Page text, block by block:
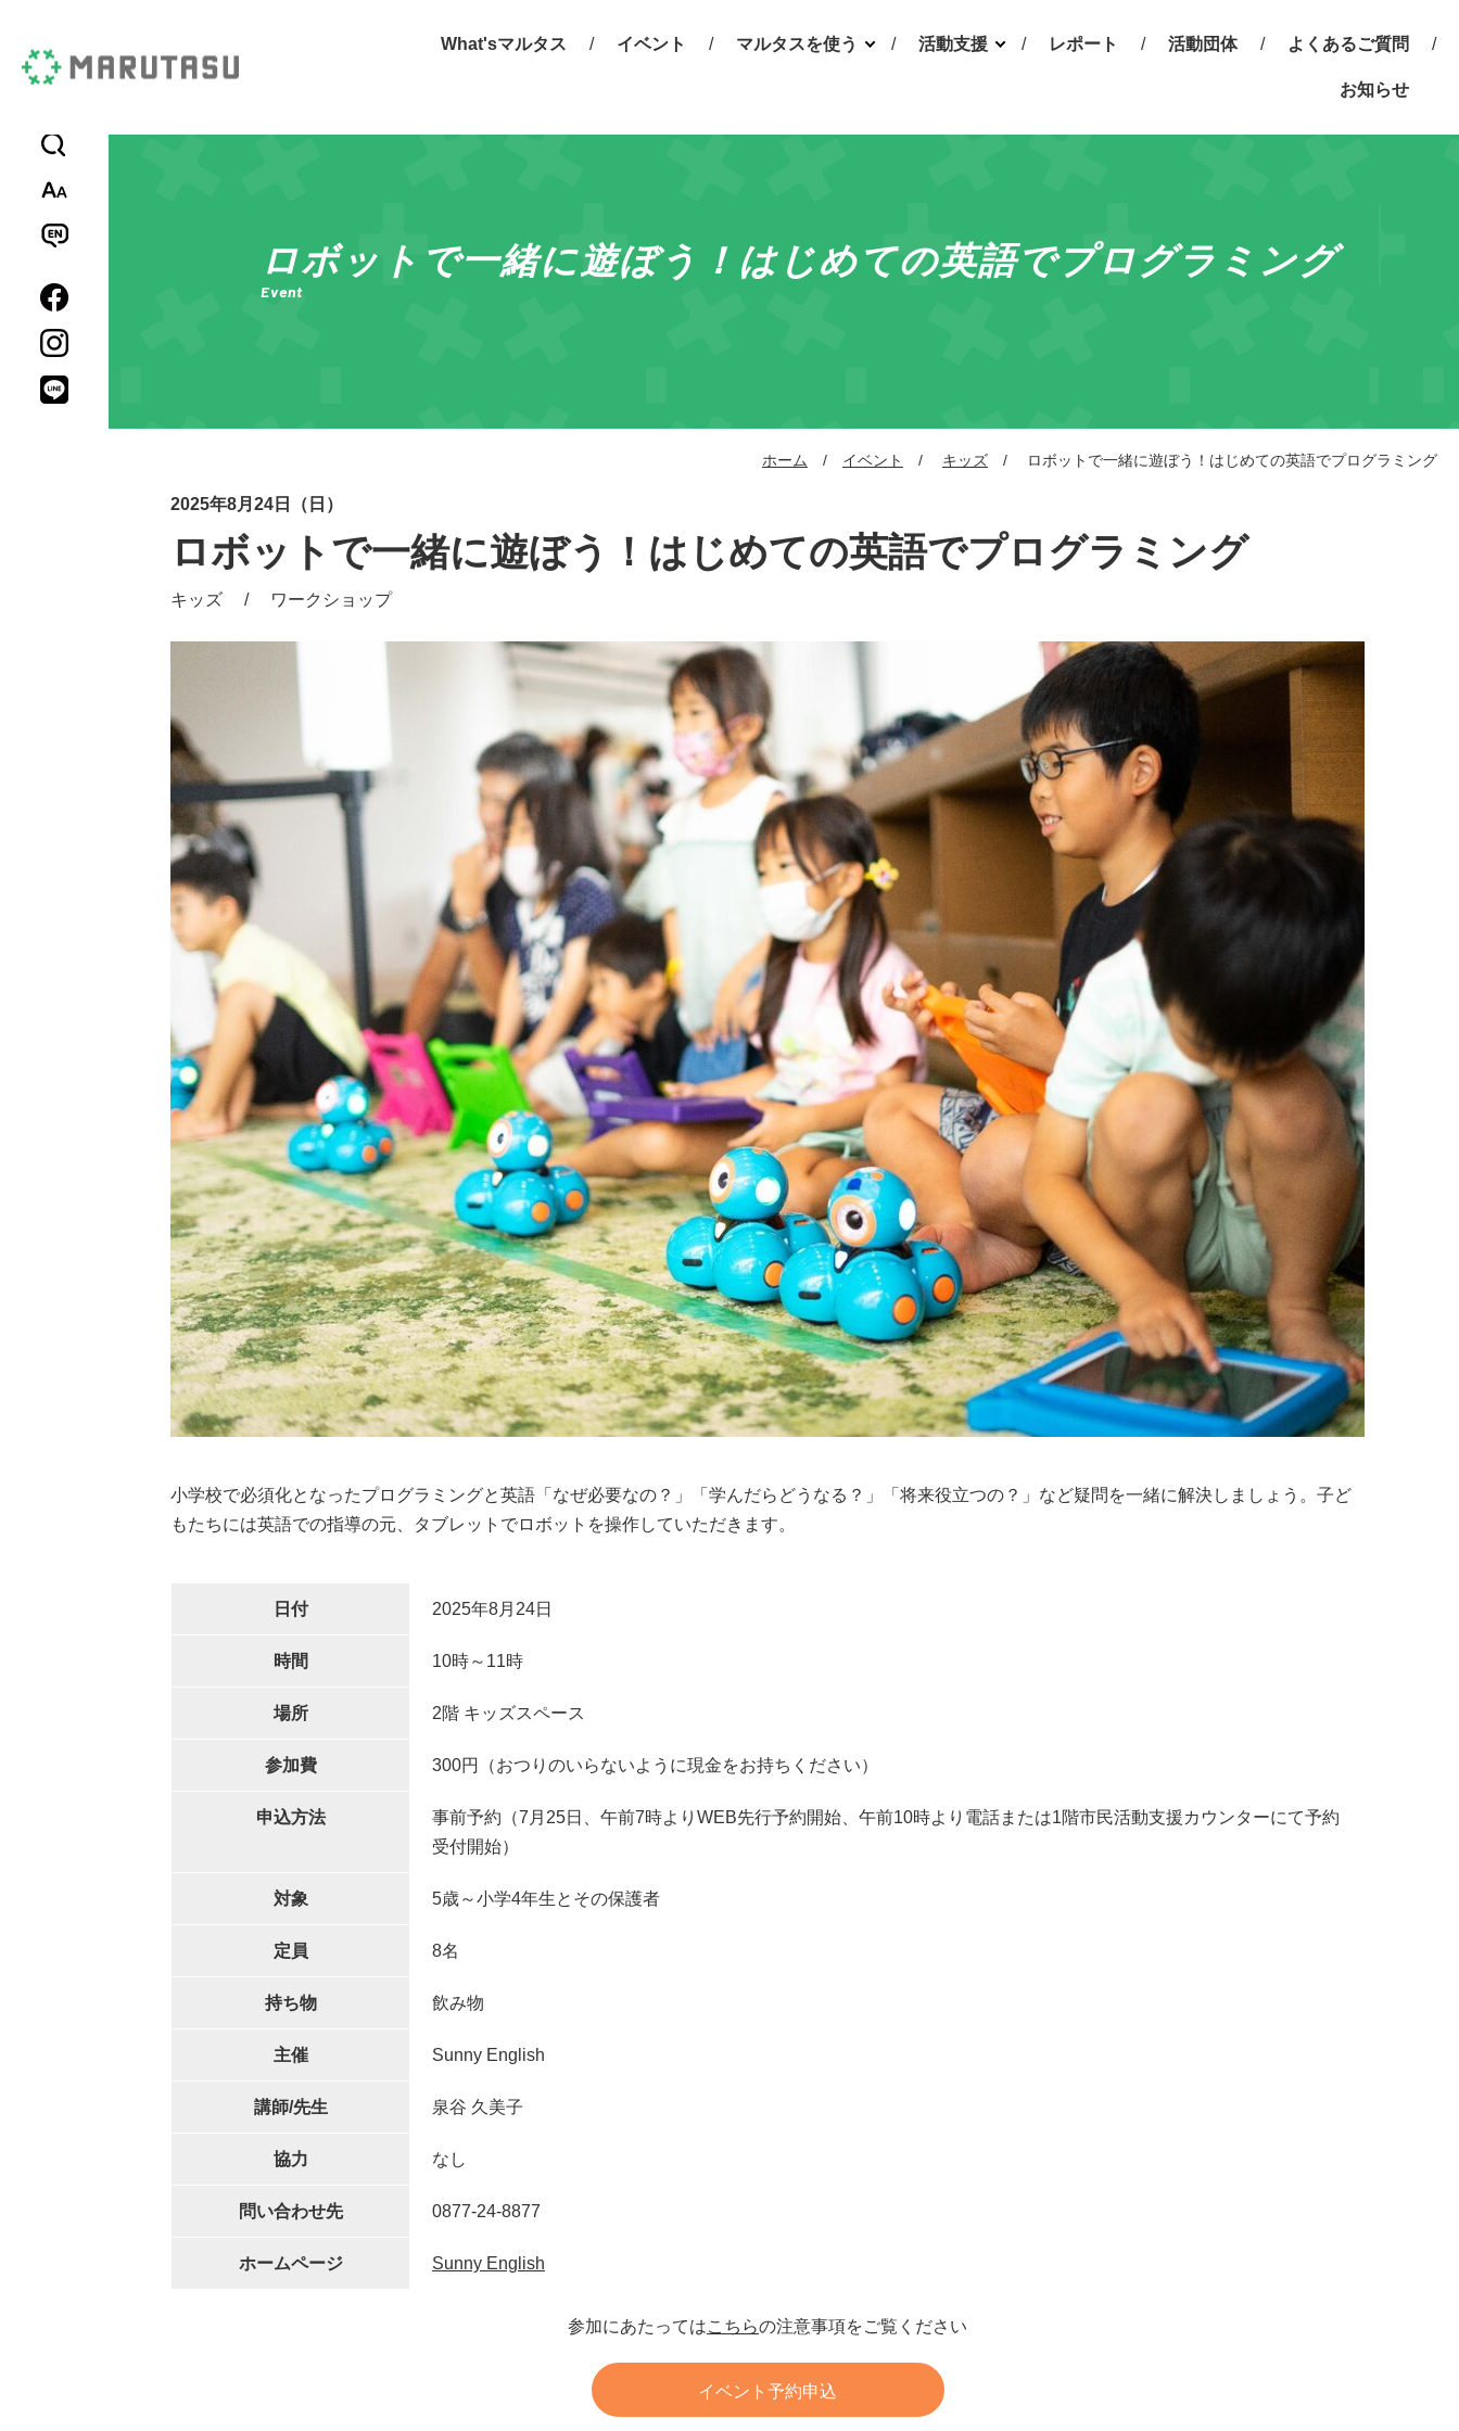
What'sマルタス イベント マルタスを使う
学習スペース
活動支援 レポート 活動団体 よくあるご質問
お知らせ
標準
日本語
ロボットで一緒に遊ぼう！はじめての英語でプログラミング
Event
ホーム イベント キッズ ロボットで一緒に遊ぼう！はじめての英語でプログラミング
2025年8月24日（日）
ロボットで一緒に遊ぼう！はじめての英語でプログラミング
キッズ / ワークショップ
小学校で必須化となったプログラミングと英語「なぜ必要なの？」「学んだらどうなる？」「将来役立つの？」など疑問を一緒に解決しましょう。子ど
もたちには英語での指導の元、タブレットでロボットを操作していただきます。
日付 2025年8月24日
時間 10時～11時
場所 2階 キッズスペース
参加費 300円（おつりのいらないように現金をお持ちください）
申込方法
事前予約（7月25日、午前7時よりWEB先行予約開始、午前10時より電話または1階市民活動支援カウンターにて予約
受付開始）
対象 5歳～小学4年生とその保護者
定員 8名
持ち物 飲み物
主催 Sunny English
講師/先生 泉谷 久美子
協力 なし
問い合わせ先 0877-24-8877
ホームページ Sunny English
参加にあたってはこちらの注意事項をご覧ください
イベント予約申込